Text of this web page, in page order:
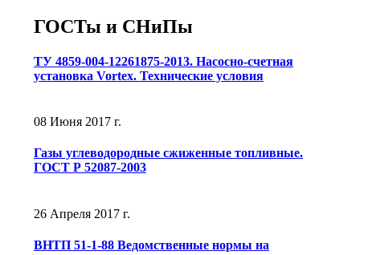
ГОСТы и СНиПы
ТУ 4859-004-12261875-2013. Насосно-счетная
установка Vortex. Технические условия
08 Июня 2017 г.
Газы углеводородные сжиженные топливные.
ГОСТ Р 52087-2003
26 Апреля 2017 г.
ВНТП 51-1-88 Ведомственные нормы на